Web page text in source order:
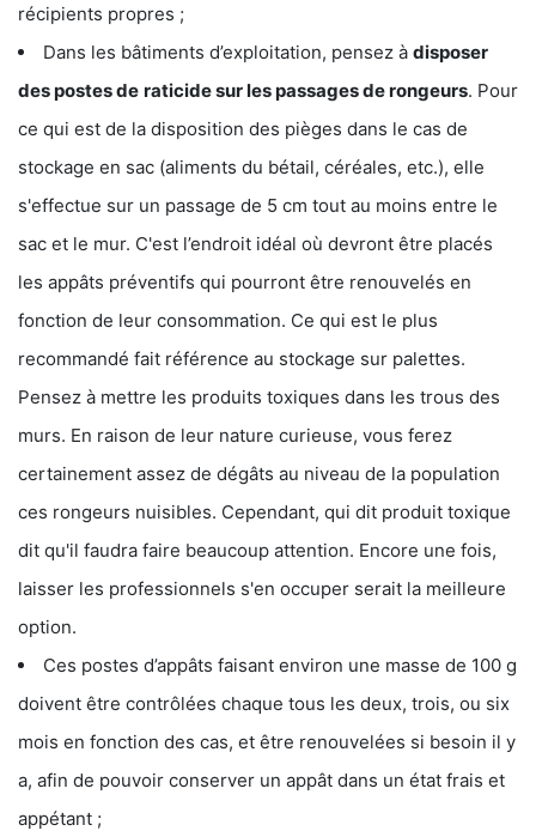
récipients propres ;
Dans les bâtiments d’exploitation, pensez à disposer
des postes de raticide sur les passages de rongeurs. Pour
ce qui est de la disposition des pièges dans le cas de
stockage en sac (aliments du bétail, céréales, etc.), elle
s'effectue sur un passage de 5 cm tout au moins entre le
sac et le mur. C'est l’endroit idéal où devront être placés
les appâts préventifs qui pourront être renouvelés en
fonction de leur consommation. Ce qui est le plus
recommandé fait référence au stockage sur palettes.
Pensez à mettre les produits toxiques dans les trous des
murs. En raison de leur nature curieuse, vous ferez
certainement assez de dégâts au niveau de la population
ces rongeurs nuisibles. Cependant, qui dit produit toxique
dit qu'il faudra faire beaucoup attention. Encore une fois,
laisser les professionnels s'en occuper serait la meilleure
option.
Ces postes d’appâts faisant environ une masse de 100 g
doivent être contrôlées chaque tous les deux, trois, ou six
mois en fonction des cas, et être renouvelées si besoin il y
a, afin de pouvoir conserver un appât dans un état frais et
appétant ;